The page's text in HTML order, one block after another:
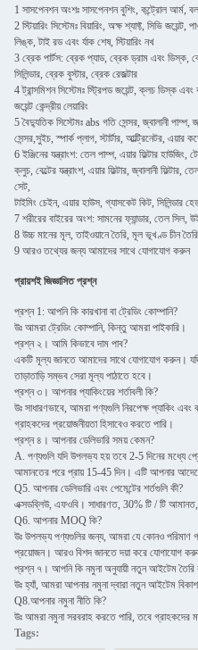
1 সাসপেনশন অংশঃ সাসপেনশন বুশিং, কন্ট্রোল আর্ম,
2 স্টিয়ারিং সিস্টেমঃ বিয়ারিং, অক্ষ শ্যাফ্ট, সিভি জয়েন্ট,
লিঙ্ক, টাই রড এবং র্যাক শেষ, স্টিয়ারিং নখ
3 ব্রেক পার্টস: ব্রেক প্যাড, ব্রেক ড্রাম এবং ডিস্ক,
সিলিন্ডার, ব্রেক বুস্টার, ব্রেক রেজল্টার
4 ট্রান্সমিশন সিস্টেমঃ স্ট্রিপড জয়েন্ট, ক্লচ ডিস্ক এবং
জয়েন্ট কেন্দ্রীয় লেয়ারিং
5 বৈদ্যুতিক সিস্টেমঃ abs গতি সেন্সর, জ্বালানী
সেন্সর,সুইচ, স্পার্ক প্লাগ, স্টার্টার, আল্ট্রিনেটর, এয়ার
6 ইঞ্জিনের যন্ত্রাংশ: তেল পাম্প, এয়ার ফিল্টার হাউজিং,
ক্লুচ, বেল্টের যন্ত্রাংশ, এয়ার ফিল্টার, জ্বালানী ফিল্টার,
সেট,
টাইমিং চেইন, এয়ার হাউস, গ্যাসকেট কিট, সিলিন্ডার
7 শরীরের বাইরের অংশ: সামনের ফ্যান্ডার, তেল সিল,
8 উচ্চ মানের মূল, তাইওয়ানে তৈরি, মূল ভূখণ্ড চীন
9 আরও তথ্যের জন্য আমাদের সাথে যোগাযোগ করুন
প্রায়শই জিজ্ঞাসিত প্রশ্ন
প্রশ্ন 1: আপনি কি কারখানা বা ট্রেডিং কোম্পানি?
উঃ আমরা ট্রেডিং কোম্পানি, কিন্তু আমরা পাইকারি।
প্রশ্ন ২। আমি কিভাবে দাম পাব?
একটি মূল্য জানতে আমাদের সাথে যোগাযোগ করুন।
তাড়াতাড়ি সম্ভব সেরা মূল্য পাঠাতে হবে।
প্রশ্ন ৩। আপনার প্যাকিংয়ের শর্তাবলী কি?
উঃ সাধারণভাবে, আমরা পণ্যগুলি নিরপেক্ষ প্যাকিং এবং
গ্রাহকদের প্রয়োজনীয়তা হিসাবেও করতে পারি।
প্রশ্ন ৪। আপনার ডেলিভারি সময় কেমন?
A. পণ্যগুলি যদি উপলভ্য হয় তবে 2-5 দিনের মধ্যে
আমানতের পরে প্রায় 15-45 দিন। এটি আপনার
Q5. আপনার ডেলিভারি এবং পেমেন্টের শর্তগুলি কী?
এক্সডব্লিউ, এফওবি। সাধারণত, 30% টি / টি
Q6. আপনার MOQ কি?
উঃ উপলভ্য পণ্যগুলির জন্য, আমরা যে কোনও
প্রয়োজন। আরও বিশদ জানতে দয়া করে যোগাযোগ
প্রশ্ন ৭। আপনি কি নমুনা অনুযায়ী নতুন আইটেম তৈরি
উঃ হ্যাঁ, আমরা আপনার নমুনা দ্বারা নতুন আইটেম
Q8.আপনার নমুনা নীতি কি?
উঃ আমরা নমুনা সরবরাহ করতে পারি, তবে গ্রাহকদের
Tags: